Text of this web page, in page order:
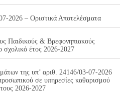
2026 – Οριστικά Αποτελέσματα
Παιδικούς & Βρεφονηπιακούς
σχολικό έτος 2026-2027
της υπ’ αριθ. 24146/03-07-2026
σε υπηρεσίες καθαρισμού
2026-2027